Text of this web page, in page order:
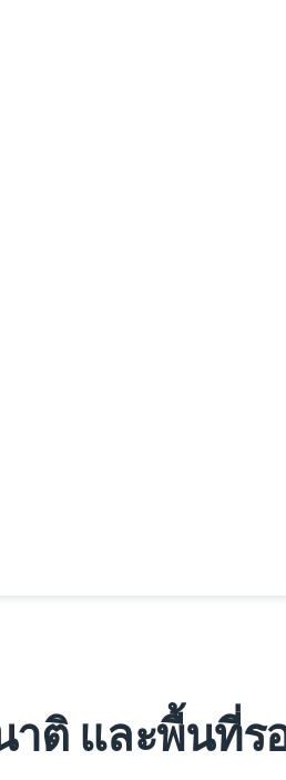
ติ และพื้นที่ร